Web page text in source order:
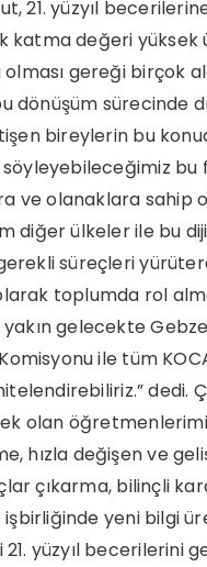
21. yüzyıl
katma değeri
olması gereği
sürecinde
bireylerin bu
söyleyebileceğimiz
ve olanaklara sahip
diğer ülkeler ile bu
süreçleri
toplumda rol
yakın gelecekte
Komisyonu ile tüm
dedi.
olan
hızla değişen ve
çıkarma, bilinçli
yeni bilgi
21. yüzyıl becerilerini